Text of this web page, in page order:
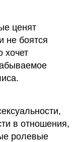
ценят
не боятся
хочет
в отношения,
ролевые